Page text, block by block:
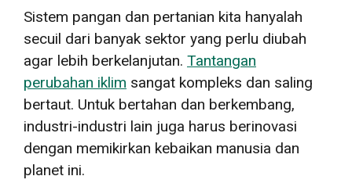
Sistem pangan dan pertanian kita hanyalah
secuil dari banyak sektor yang perlu diubah
agar lebih berkelanjutan. Tantangan
perubahan iklim sangat kompleks dan saling
bertaut. Untuk bertahan dan berkembang,
industri-industri lain juga harus berinovasi
dengan memikirkan kebaikan manusia dan
planet ini.